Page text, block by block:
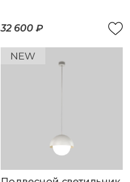
32 600 ₽